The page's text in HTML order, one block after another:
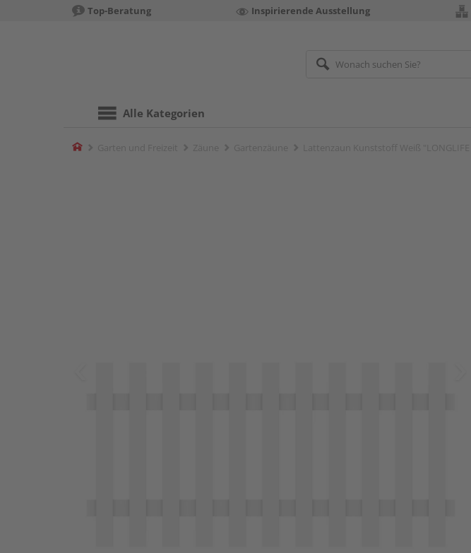
Top-Beratung Inspirierende Ausstellung
Alle Kategorien
Home